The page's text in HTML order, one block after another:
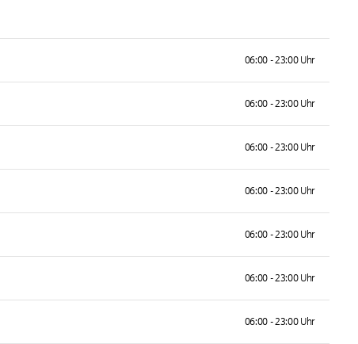
06:00 - 23:00 Uhr
06:00 - 23:00 Uhr
06:00 - 23:00 Uhr
06:00 - 23:00 Uhr
06:00 - 23:00 Uhr
06:00 - 23:00 Uhr
06:00 - 23:00 Uhr